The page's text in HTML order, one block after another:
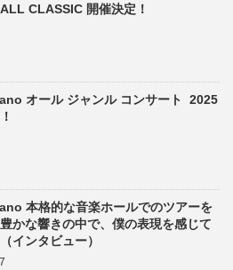
CLASSIC 開催決定！
オール ジャンル コンサート 2025
本格的な音楽ホールでのツアーを
かな響きの中で、僕の表現を感じて
インタビュー）